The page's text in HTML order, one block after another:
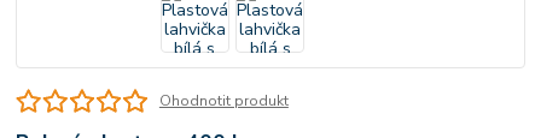
Ohodnotit produkt